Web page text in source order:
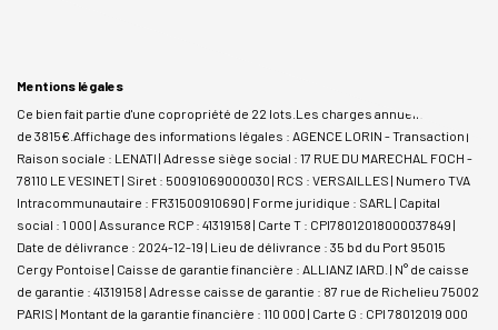
Mentions légales
Ce bien fait partie d'une copropriété de 22 lots.Les charges annuelles sont
de 3815€. Affichage des informations légales : AGENCE LORIN - Transaction |
Raison sociale : LENATI | Adresse siège social : 17 RUE DU MARECHAL FOCH -
78110 LE VESINET | Siret : 50091069000030 | RCS : VERSAILLES | Numero TVA
Intracommunautaire : FR31500910690 | Forme juridique : SARL | Capital
social : 1 000 | Assurance RCP : 41319158 | Carte T : CPI78012018000037849 |
Date de délivrance : 2024-12-19 | Lieu de délivrance : 35 bd du Port 95015
Cergy Pontoise | Caisse de garantie financière : ALLIANZ IARD. | N° de caisse
de garantie : 41319158 | Adresse caisse de garantie : 87 rue de Richelieu 75002
PARIS | Montant de la garantie financière : 110 000 | Carte G : CPI 78012019 000